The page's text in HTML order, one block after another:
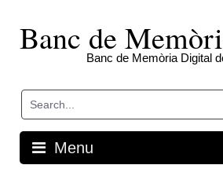
contentBanc de
Banc de Memòria Digital
Menu